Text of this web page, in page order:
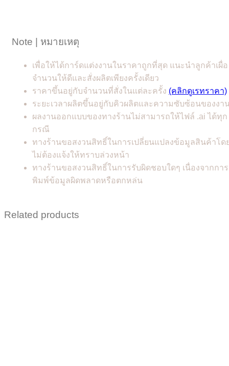
Note | หมายเหตุ
เพื่อให้ได้การ์ดแต่งงานในราคาถูกที่สุด แนะนำลูกค้าเผื่อ
จำนวนให้ดีและสั่งผลิตเพียงครั้งเดียว
ราคาขึ้นอยู่กับจำนวนที่สั่งในแต่ละครั้ง (คลิกดูเรทราคา)
ระยะเวลาผลิตขึ้นอยู่กับคิวผลิตและความซับซ้อนของงา
ผลงานออกแบบของทางร้านไม่สามารถให้ไฟล์ .ai ได้ทุก
กรณี
ทางร้านขอสงวนสิทธิ์ในการเปลี่ยนแปลงข้อมูลสินค้าโด
ไม่ต้องแจ้งให้ทราบล่วงหน้า
ทางร้านขอสงวนสิทธิ์ในการรับผิดชอบใดๆ เนื่องจากการ
พิมพ์ข้อมูลผิดพลาดหรือตกหล่น
Related products